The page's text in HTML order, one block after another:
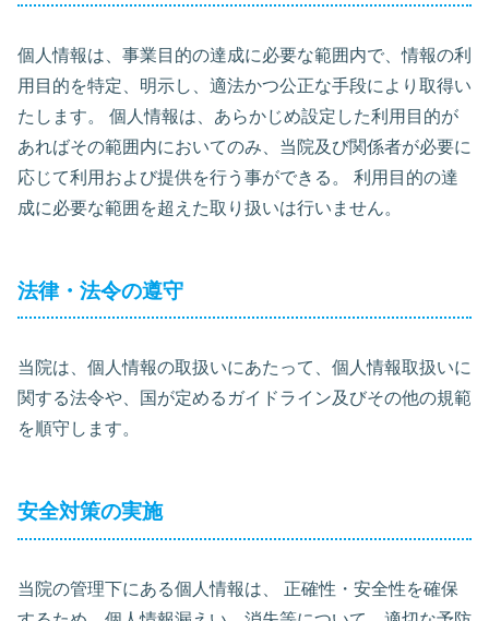
個人情報は、事業目的の達成に必要な範囲内で、情報の利
用目的を特定、明示し、適法かつ公正な手段により取得い
たします。 個人情報は、あらかじめ設定した利用目的が
あればその範囲内においてのみ、当院及び関係者が必要に
応じて利用および提供を行う事ができる。 利用目的の達
成に必要な範囲を超えた取り扱いは行いません。
法律・法令の遵守
当院は、個人情報の取扱いにあたって、個人情報取扱いに
関する法令や、国が定めるガイドライン及びその他の規範
を順守します。
安全対策の実施
当院の管理下にある個人情報は、 正確性・安全性を確保